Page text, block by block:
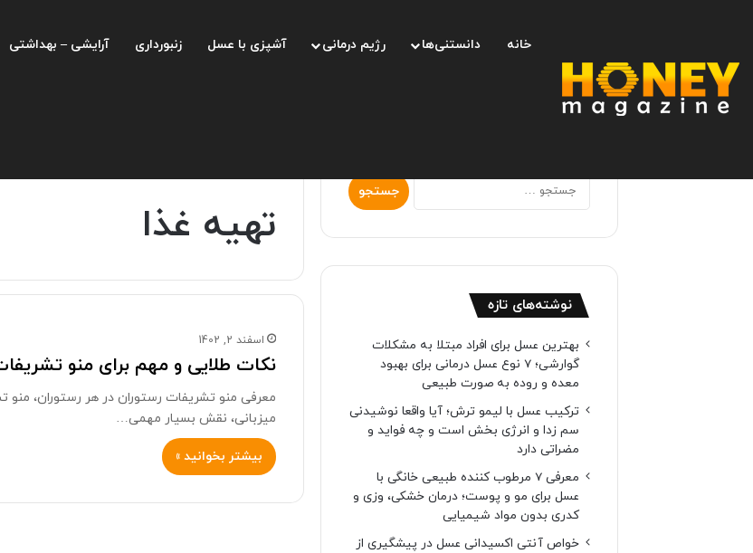
خانه دانستنی‌ها رژیم درمانی آشپزی با عسل زنبورداری آرایشی – بهداشتی
تهیه غذا
اسفند 2, 1402
نکات طلایی و مهم برای منو
معرفی منو تشریفات رستوران در هر رستوران،
میزبانی، نقش بسیار مهمی…
بیشتر بخوانید »
جستجو
برای:
نوشته‌های تازه
بهترین عسل برای افراد مبتلا به مشکلات
گوارشی؛ 7 نوع عسل درمانی برای بهبود
معده و روده به صورت طبیعی
ترکیب عسل با لیمو ترش؛ آیا واقعا نوشیدنی
سم زدا و انرژی بخش است و چه فواید و
مضراتی دارد
معرفی 7 مرطوب کننده طبیعی خانگی با
عسل برای مو و پوست؛ درمان خشکی، وزی و
کدری بدون مواد شیمیایی
خواص آنتی اکسیدانی عسل در پیشگیری از